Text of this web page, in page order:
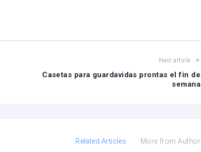
Next article
Casetas para guardavidas prontas el fin de
semana
Related Articles More from Author